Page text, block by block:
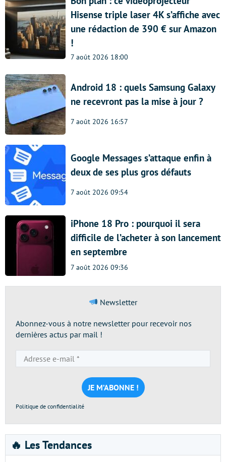
Hisense triple laser 4K s’affiche avec
une rédaction de 390 € sur Amazon
!
7 août 2026 18:00
Android 18 : quels Samsung Galaxy
ne recevront pas la mise à jour ?
7 août 2026 16:57
Google Messages s’attaque enfin à
deux de ses plus gros défauts
7 août 2026 09:54
iPhone 18 Pro : pourquoi il sera
difficile de l’acheter à son lancement
en septembre
7 août 2026 09:36
Newsletter
Abonnez-vous à notre newsletter pour recevoir nos
dernières actus par mail !
e-
mail
*
Politique de confidentialité
🔥 Les Tendances